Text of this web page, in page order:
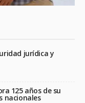
jurídica y
125 años de su
nacionales